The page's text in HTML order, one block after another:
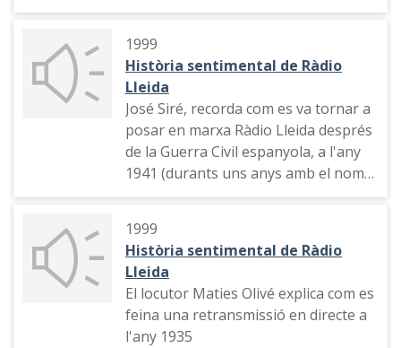
1999
Història sentimental de Ràdio
Lleida
José Siré, recorda com es va tornar a
posar en marxa Ràdio Lleida després
de la Guerra Civil espanyola, a l'any
1941 (durants uns anys amb el nom
de Radio España de Lérida)
1999
Història sentimental de Ràdio
Lleida
El locutor Maties Olivé explica com es
feina una retransmissió en directe a
l'any 1935